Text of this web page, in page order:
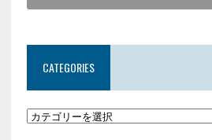
CATEGORIES